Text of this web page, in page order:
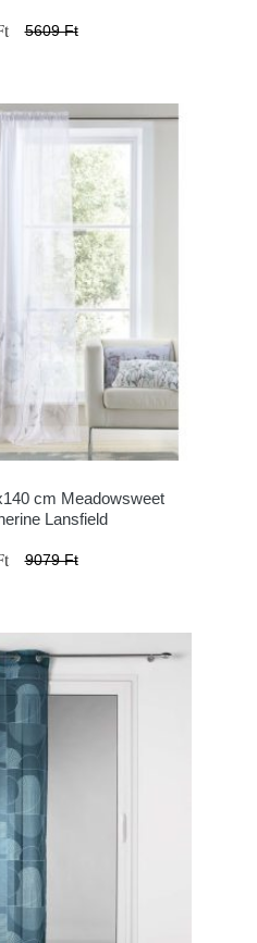
5609 Ft
cm Meadowsweet
Lansfield
9079 Ft